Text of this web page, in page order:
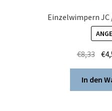
Einzelwimpern JC
€8,33
war:
€
In den